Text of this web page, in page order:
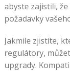
abyste zajistili,
požadavky
Jakmile zjistíte,
regulátory,
upgrady.